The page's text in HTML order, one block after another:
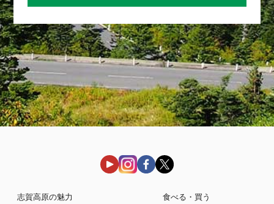
志賀高原の魅力 食べる・買う